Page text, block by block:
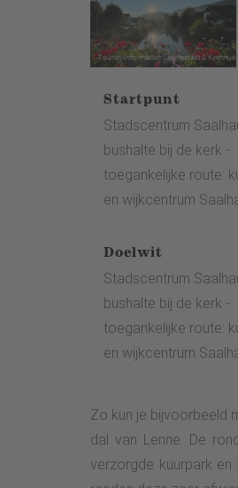
Startpunt
Stadscentrum
bushalte bij de kerk -
toegankelijke route:
en wijkcentrum
Doelwit
Stadscentrum
bushalte bij de kerk -
toegankelijke route:
en wijkcentrum
Zo kun je bijvoorbeeld
dal van Lenne. De
verzorgde kuurpark